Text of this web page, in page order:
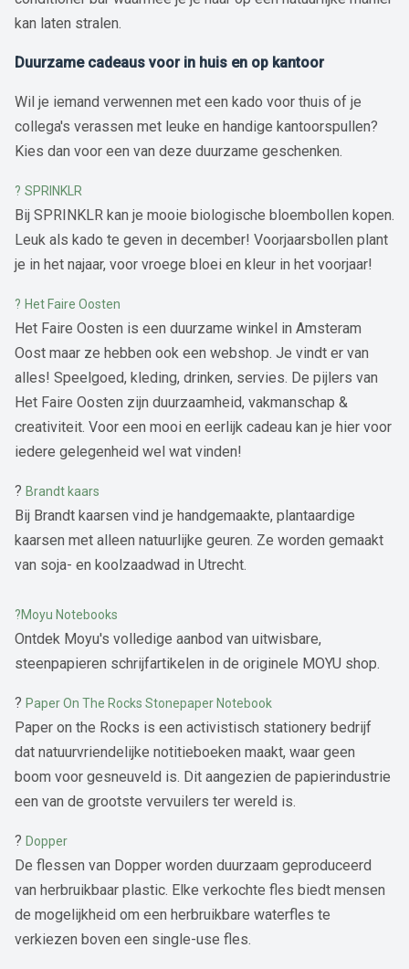
kan laten stralen.
Duurzame cadeaus voor in huis en op kantoor
Wil je iemand verwennen met een kado voor thuis of je
collega's verassen met leuke en handige kantoorspullen?
Kies dan voor een van deze duurzame geschenken.
? SPRINKLR
Bij SPRINKLR kan je mooie biologische bloembollen kopen.
Leuk als kado te geven in december! Voorjaarsbollen plant
je in het najaar, voor vroege bloei en kleur in het voorjaar!
? Het Faire Oosten
Het Faire Oosten is een duurzame winkel in Amsteram
Oost maar ze hebben ook een webshop. Je vindt er van
alles! Speelgoed, kleding, drinken, servies. De pijlers van
Het Faire Oosten zijn duurzaamheid, vakmanschap &
creativiteit. Voor een mooi en eerlijk cadeau kan je hier voor
iedere gelegenheid wel wat vinden!
? Brandt kaars
Bij Brandt kaarsen vind je handgemaakte, plantaardige
kaarsen met alleen natuurlijke geuren. Ze worden gemaakt
van soja- en koolzaadwad in Utrecht.
?Moyu Notebooks
Ontdek Moyu's volledige aanbod van uitwisbare,
steenpapieren schrijfartikelen in de originele MOYU shop.
? Paper On The Rocks Stonepaper Notebook
Paper on the Rocks is een activistisch stationery bedrijf
dat natuurvriendelijke notitieboeken maakt, waar geen
boom voor gesneuveld is. Dit aangezien de papierindustrie
een van de grootste vervuilers ter wereld is.
? Dopper
De flessen van Dopper worden duurzaam geproduceerd
van herbruikbaar plastic. Elke verkochte fles biedt mensen
de mogelijkheid om een herbruikbare waterfles te
verkiezen boven een single-use fles.